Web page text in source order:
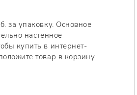
за упаковку. Основное
настенное
купить в интернет-
товар в корзину